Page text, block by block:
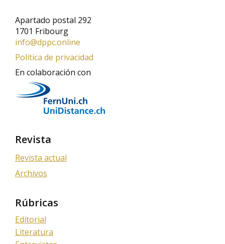
Apartado postal 292
1701 Fribourg
info@dppc.online
Política de privacidad
En colaboración con
Revista
Revista actual
Archivos
Rúbricas
Editorial
Literatura